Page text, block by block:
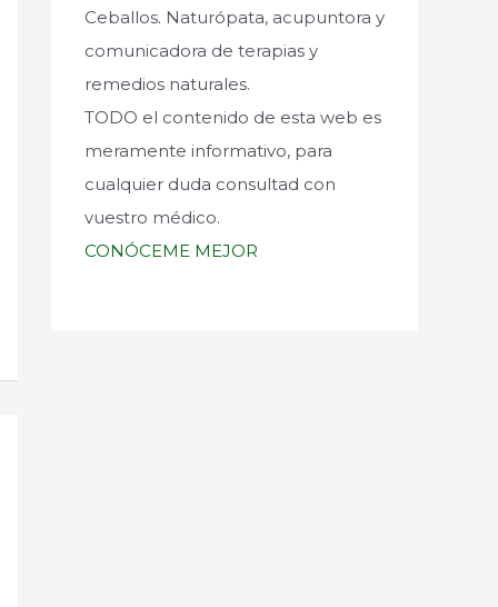
Ceballos. Naturópata, acupuntora y
comunicadora de terapias y
remedios naturales.
TODO el contenido de esta web es
meramente informativo, para
cualquier duda consultad con
vuestro médico.
CONÓCEME MEJOR